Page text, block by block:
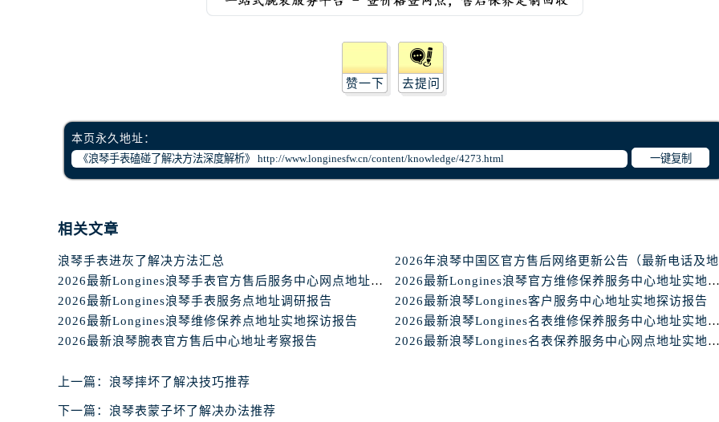
赞一下 去提问
本页永久地址：
一键复制
相关文章
浪琴手表进灰了解决方法汇总
2026最新Longines浪琴手表官方售后服务中心网点地址考察报告
2026最新Longines浪琴官方维修保养服务中心地址实地探访报告
2026最新Longines浪琴手表服务点地址调研报告
2026最新浪琴Longines客户服务中心地址实地探访报告
2026最新Longines浪琴维修保养点地址实地探访报告
2026最新浪琴Longines名表维修保养服务中心地址实地探访报告
2026最新浪琴腕表官方售后中心地址考察报告
2026最新浪琴Longines名表保养服务中心网点地址实地探访报告
上一篇： 浪琴摔坏了解决技巧推荐
下一篇： 浪琴表蒙子坏了解决办法推荐